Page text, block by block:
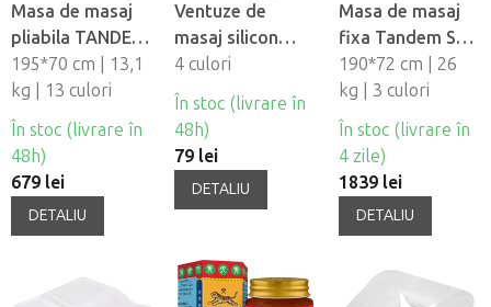
Masa de masaj
pliabila TANDEM
Basic-2
195*70 cm | 13,1
kg | 13 culori
În stoc (livrare în
48h)
679 lei
DETALIU
Ventuze de
masaj silicon
Fabulo
Mushroom - set,
4 buc
4 culori
În stoc (livrare în
48h)
79 lei
DETALIU
Masa de masaj
fixa Tandem Spa
Luna V2
190*72 cm | 26
kg | 3 culori
În stoc (livrare în
4 zile)
1839 lei
DETALIU